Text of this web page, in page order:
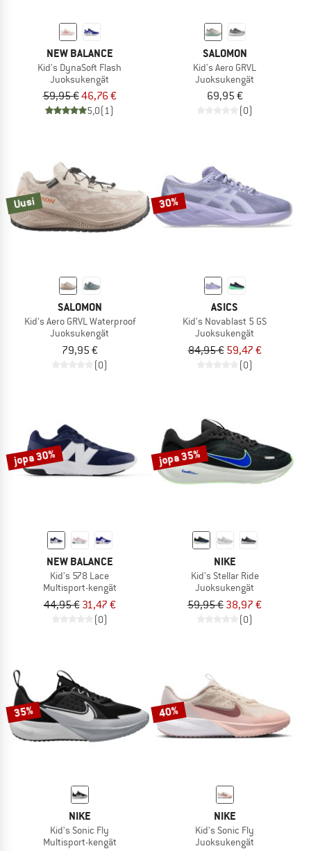
NEW BALANCE
Kid's DynaSoft Flash
Juoksukengät
59,95 €46,76 €
5,0(1)
SALOMON
Kid's Aero GRVL
Juoksukengät
69,95 €
(0)
Uusi
SALOMON
Kid's Aero GRVL Waterproof
Juoksukengät
79,95 €
(0)
30%
ASICS
Kid's Novablast 5 GS
Juoksukengät
84,95 € 59,47 €
(0)
jopa 30%
NEW BALANCE
Kid's 578 Lace
Multisport-kengät
44,95 € 31,47 €
(0)
jopa 35%
NIKE
Kid's Stellar Ride
Juoksukengät
59,95 € 38,97 €
(0)
35%
NIKE
Kid's Sonic Fly
Multisport-kengät
40%
NIKE
Kid's Sonic Fly
Juoksukengät